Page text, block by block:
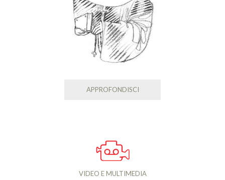
APPROFONDISCI
VIDEO E MULTIMEDIA